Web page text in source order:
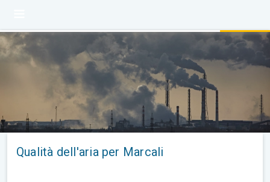
Qualità dell'aria per Marcali